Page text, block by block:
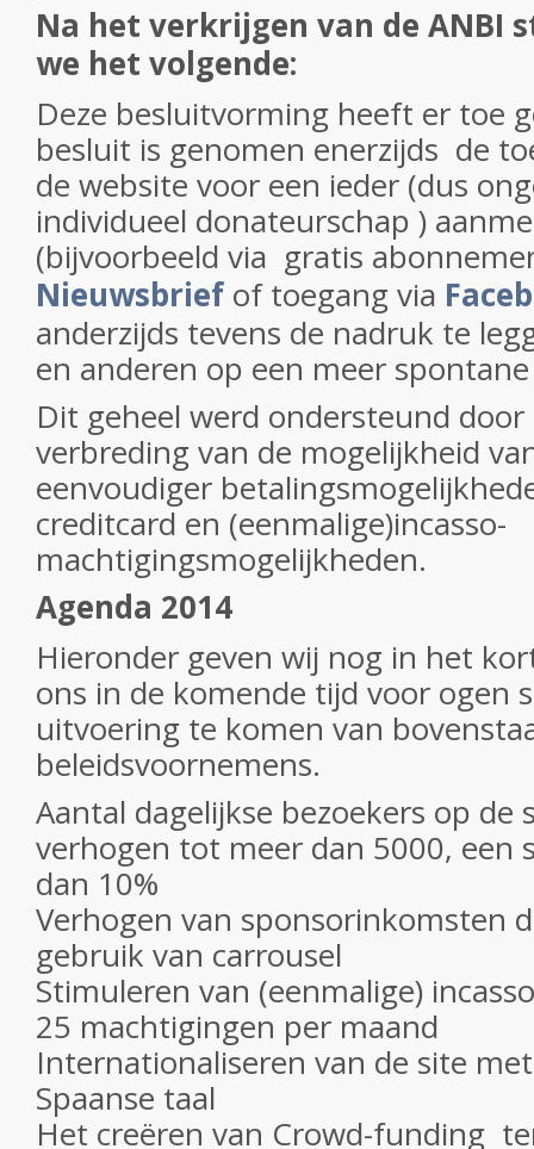
Na het verkrijgen van de ANBI
we het volgende:
Deze besluitvorming heeft er toe
besluit is genomen enerzijds de
de website voor een ieder (dus
individueel donateurschap )
(bijvoorbeeld via gratis
Nieuwsbrief of toegang via
anderzijds tevens de nadruk te
en anderen op een meer
Dit geheel werd ondersteund door
verbreding van de mogelijkheid
eenvoudiger
creditcard en (eenmalige)incasso-
machtigingsmogelijkheden.
Agenda 2014
Hieronder geven wij nog in het
ons in de komende tijd voor ogen
uitvoering te komen van
beleidsvoornemens.
Aantal dagelijkse bezoekers op de
verhogen tot meer dan 5000, een
dan 10%
Verhogen van sponsorinkomsten
gebruik van carrousel
Stimuleren van (eenmalige)
25 machtigingen per maand
Internationaliseren van de site
Spaanse taal
Het creëren van Crowd-funding